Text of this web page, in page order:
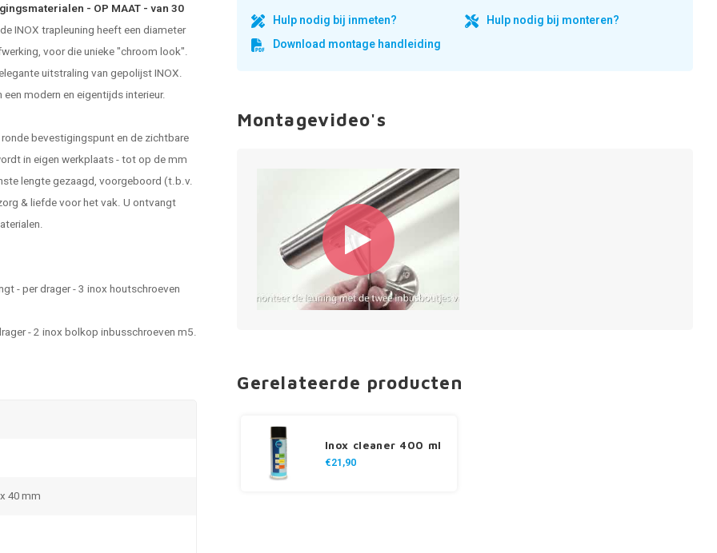
- OP MAAT - van 30
INOXtrapleuning heeft een diameter
voor die unieke "chroom look".
uitstraling van gepolijst INOX.
modern en eigentijds interieur.
bevestigingspunt en de zichtbare
in eigen werkplaats - tot op de mm
lengte gezaagd, voorgeboord (t.b.v.
& liefde voor het vak. U ontvangt
- per drager - 3 inox houtschroeven
- 2 inox bolkop inbusschroeven m5.
40 mm
Hulp nodig bij inmeten?
Hulp nodig bij monteren?
Download montage handleiding
Montagevideo's
Gerelateerde producten
Inox cleaner 400 ml
€21,90